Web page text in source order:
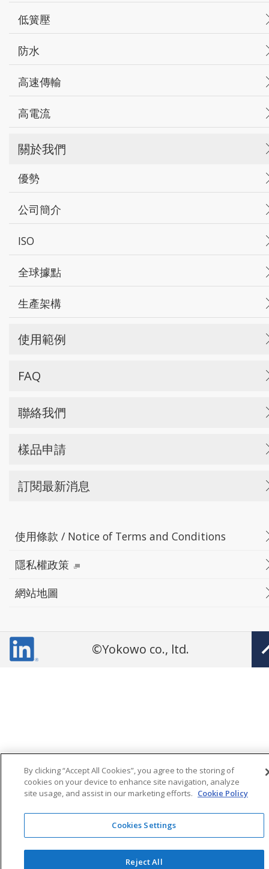
低簧壓
防水
高速傳輸
高電流
關於我們
優勢
公司簡介
ISO
全球據點
生產架構
使用範例
FAQ
聯絡我們
樣品申請
訂閱最新消息
使用條款 / Notice of Terms and Conditions
隱私權政策
網站地圖
©Yokowo co., ltd.
By clicking “Accept All Cookies”, you agree to the storing of
cookies on your device to enhance site navigation, analyze
site usage, and assist in our marketing efforts. Cookie Policy
Cookies Settings
Reject All